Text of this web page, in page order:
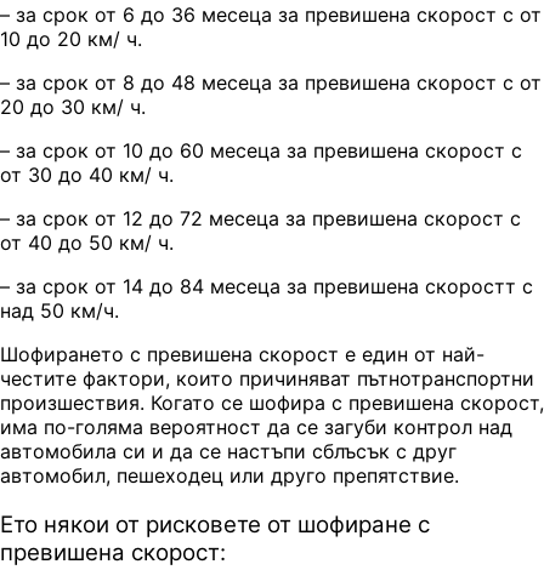
– за срок от 6 до 36 месеца за превишена скорост с от
10 до 20 км/ ч.
– за срок от 8 до 48 месеца за превишена скорост с от
20 до 30 км/ ч.
– за срок от 10 до 60 месеца за превишена скорост с
от 30 до 40 км/ ч.
– за срок от 12 до 72 месеца за превишена скорост с
от 40 до 50 км/ ч.
– за срок от 14 до 84 месеца за превишена скоростт с
над 50 км/ч.
Шофирането с превишена скорост е един от най-
честите фактори, които причиняват пътнотранспортни
произшествия. Когато се шофира с превишена скорост,
има по-голяма вероятност да се загуби контрол над
автомобила си и да се настъпи сблъсък с друг
автомобил, пешеходец или друго препятствие.
Ето някои от рисковете от шофиране с
превишена скорост: